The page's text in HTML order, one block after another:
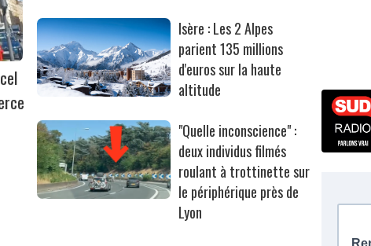
Isère : Les 2 Alpes
parient 135 millions
d'euros sur la haute
altitude
"Quelle inconscience" :
deux individus filmés
roulant à trottinette sur
le périphérique près de
Lyon